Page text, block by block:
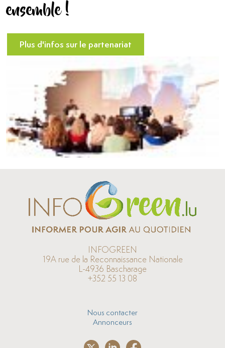
ensemble !
Plus d'infos sur le partenariat
INFOGREEN
19A rue de la Reconnaissance Nationale
L-4936 Bascharage
+352 55 13 08
Nous contacter
Annonceurs